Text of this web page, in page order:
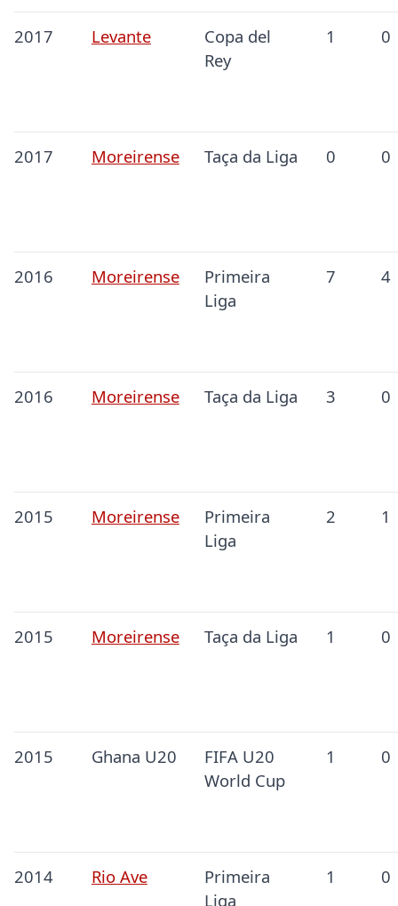
2017 Levante
Copa del
Rey
1 0
2017 Moreirense Taça da Liga 0 0
2016 Moreirense
Primeira
Liga
7 4
2016 Moreirense Taça da Liga 3 0
2015 Moreirense
Primeira
Liga
2 1
2015 Moreirense Taça da Liga 1 0
2015 Ghana U20
FIFA U20
World Cup
1 0
2014 Rio Ave
Primeira
Liga
1 0